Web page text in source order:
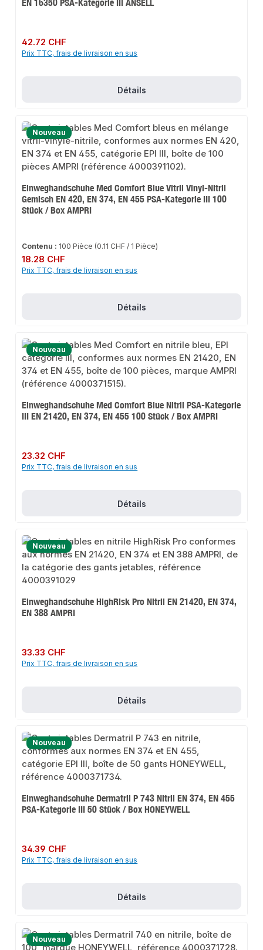
Prix régulier :
42.72 CHF
Prix TTC, frais de livraison en sus
Détails
Nouveau
Einweghandschuhe Med Comfort Blue Vitril Vinyl-Nitril
Gemisch EN 420, EN 374, EN 455 PSA-Kategorie III 100
Stück / Box AMPRI
Contenu : 100 Pièce (0.11 CHF / 1 Pièce)
Prix régulier :
18.28 CHF
Prix TTC, frais de livraison en sus
Détails
Nouveau
Einweghandschuhe Med Comfort Blue Nitril PSA-Kategorie
III EN 21420, EN 374, EN 455 100 Stück / Box AMPRI
Prix régulier :
23.32 CHF
Prix TTC, frais de livraison en sus
Détails
Nouveau
Einweghandschuhe HighRisk Pro Nitril EN 21420, EN 374,
EN 388 AMPRI
Prix régulier :
33.33 CHF
Prix TTC, frais de livraison en sus
Détails
Nouveau
Einweghandschuhe Dermatril P 743 Nitril EN 374, EN 455
PSA-Kategorie III 50 Stück / Box HONEYWELL
Prix régulier :
34.39 CHF
Prix TTC, frais de livraison en sus
Détails
Nouveau